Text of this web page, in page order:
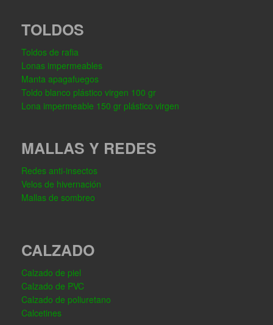
TOLDOS
Toldos de rafia
Lonas impermeables
Manta apagafuegos
Toldo blanco plástico virgen 100 gr
Lona impermeable 150 gr plástico virgen
MALLAS Y REDES
Redes anti-insectos
Velos de hivernación
Mallas de sombreo
CALZADO
Calzado de piel
Calzado de PVC
Calzado de poliuretano
Calcetines